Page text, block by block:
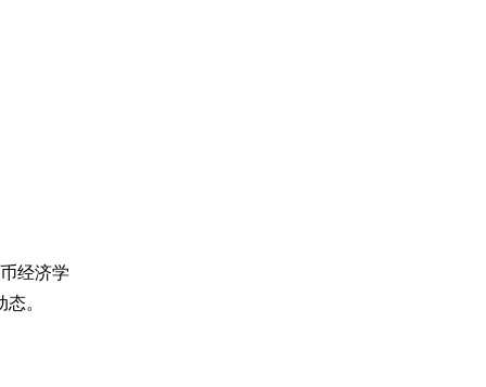
经济学
。